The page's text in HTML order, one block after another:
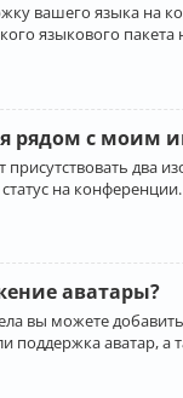
вашего языка на
языкового
рядом с моим
присутствовать два
на
аватары?
вы можете
поддержка аватар,